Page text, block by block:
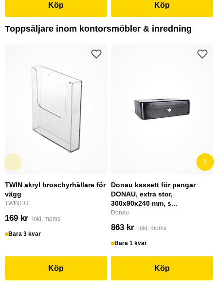
Köp Köp
Toppsäljare inom kontorsmöbler & inredning
TWIN akryl broschyrhållare för
vägg
TWINCO
169 kr inkl. moms
Bara 3 kvar
Köp
Donau kassett för pengar
DONAU, extra stor,
300x90x240 mm, s...
Donau
863 kr inkl. moms
Bara 1 kvar
Köp